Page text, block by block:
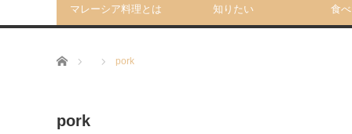
マレーシア料理とは 知りたい 食
ホーム pork
pork